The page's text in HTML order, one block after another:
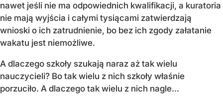
nawet jeśli nie ma odpowiednich kwalifikacji, a kuratoria
nie mają wyjścia i całymi tysiącami zatwierdzają
wnioski o ich zatrudnienie, bo bez ich zgody załatanie
wakatu jest niemożliwe.
A dlaczego szkoły szukają naraz aż tak wielu
nauczycieli? Bo tak wielu z nich szkoły właśnie
porzuciło. A dlaczego tak wielu z nich nagle...